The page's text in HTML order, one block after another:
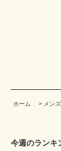
ホーム > メン
今週のランキ